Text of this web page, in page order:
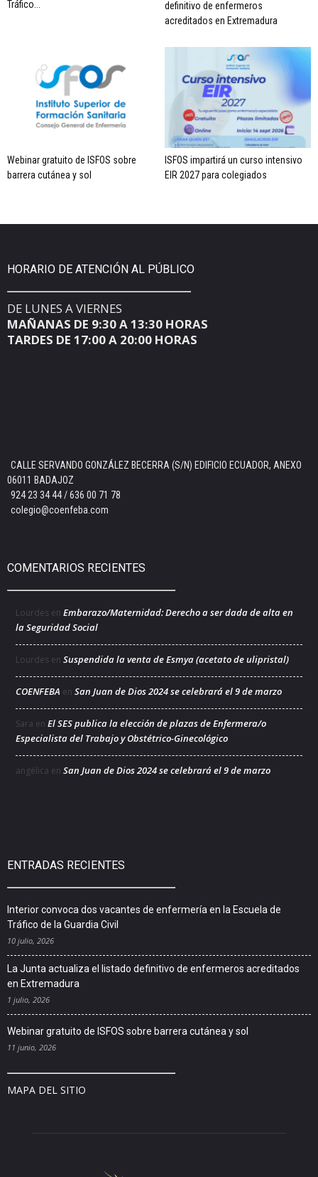
Tráfico...
definitivo de enfermeros
acreditados en Extremadura
Webinar gratuito de ISFOS sobre
barrera cutánea y sol
ISFOS impartirá un curso intensivo
EIR 2027 para colegiados
HORARIO DE ATENCIÓN AL PÚBLICO
DE LUNES A VIERNES
MAÑANAS DE 9:30 A 13:30 HORAS
TARDES DE 17:00 A 20:00 HORAS
CALLE SERVANDO GONZÁLEZ BECERRA (S/N) EDIFICIO ECUADOR, ANEXO
06011 BADAJOZ
924 23 34 44 / 636 00 71 78
colegio@coenfeba.com
COMENTARIOS RECIENTES
Lourdes en Embarazo/Maternidad: Derecho a ser dada de alta en
la Seguridad Social
Lourdes en Suspendida la venta de Esmya (acetato de ulipristal)
COENFEBA en San Juan de Dios 2024 se celebrará el 9 de marzo
Sara en El SES publica la elección de plazas de Enfermera/o
Especialista del Trabajo y Obstétrico-Ginecológico
angélica en San Juan de Dios 2024 se celebrará el 9 de marzo
ENTRADAS RECIENTES
Interior convoca dos vacantes de enfermería en la Escuela de
Tráfico de la Guardia Civil
10 julio, 2026
La Junta actualiza el listado definitivo de enfermeros acreditados
en Extremadura
1 julio, 2026
Webinar gratuito de ISFOS sobre barrera cutánea y sol
11 junio, 2026
MAPA DEL SITIO